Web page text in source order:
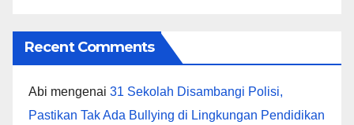
Recent Comments
Abi mengenai 31 Sekolah Disambangi Polisi,
Pastikan Tak Ada Bullying di Lingkungan Pendidikan